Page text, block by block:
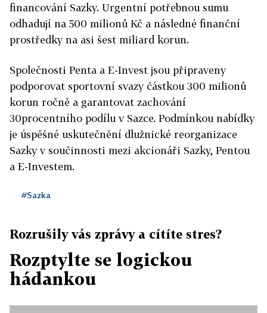
financování Sazky. Urgentní potřebnou sumu
odhadují na 500 milionů Kč a následné finanční
prostředky na asi šest miliard korun.
Společnosti Penta a E-Invest jsou připraveny
podporovat sportovní svazy částkou 300 milionů
korun ročně a garantovat zachování
30procentního podílu v Sazce. Podmínkou nabídky
je úspěšné uskutečnění dlužnické reorganizace
Sazky v součinnosti mezi akcionáři Sazky, Pentou
a E-Investem.
#Sazka
Rozrušily vás zprávy a cítíte stres?
Rozptylte se logickou
hádankou